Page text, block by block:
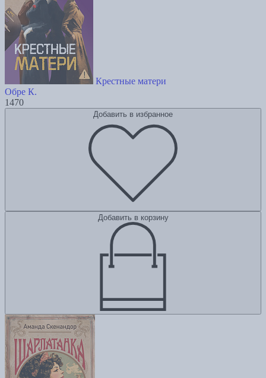
Крестные матери
Обре К.
1470
Добавить в избранное
Добавить в корзину